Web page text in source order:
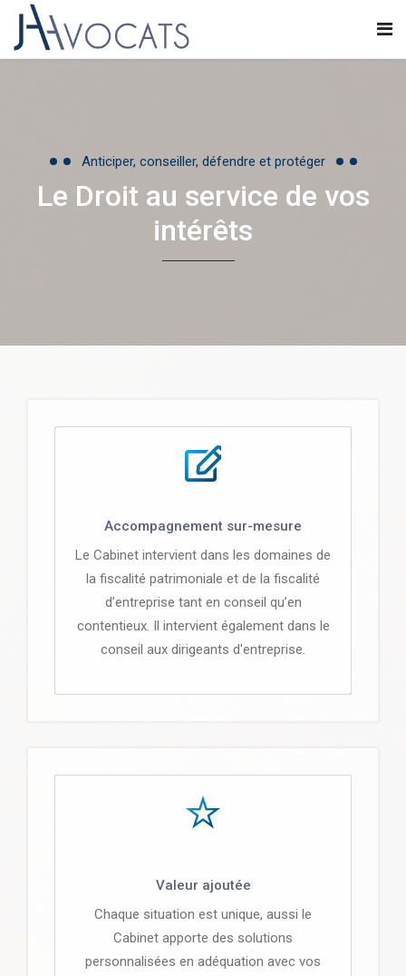
Anticiper, conseiller, défendre et protéger
Le Droit au service de vos
intérêts
Accompagnement sur-mesure
Le Cabinet intervient dans les domaines de
la fiscalité patrimoniale et de la fiscalité
d’entreprise tant en conseil qu’en
contentieux. Il intervient également dans le
conseil aux dirigeants d'entreprise.
Valeur ajoutée
Chaque situation est unique, aussi le
Cabinet apporte des solutions
personnalisées en adéquation avec vos